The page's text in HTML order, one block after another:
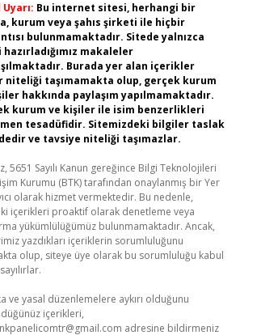
Bu internet sitesi, herhangi bir
kurum veya şahıs şirketi ile hiçbir
bulunmamaktadır. Sitede yalnızca
makaleler
Burada yer alan içerikler
niteliği taşımamakta olup, gerçek kurum
hakkında paylaşım yapılmamaktadır.
kurum ve kişiler ile isim benzerlikleri
tesadüfidir. Sitemizdeki bilgiler taslak
ve tavsiye niteliği taşımazlar.
5651 Sayılı Kanun gereğince Bilgi Teknolojileri
Kurumu (BTK) tarafından onaylanmış bir Yer
olarak hizmet vermektedir. Bu nedenle,
içerikleri proaktif olarak denetleme veya
yükümlülüğümüz bulunmamaktadır. Ancak,
yazdıkları içeriklerin sorumluluğunu
olup, siteye üye olarak bu sorumluluğu kabul
ve yasal düzenlemelere aykırı olduğunu
içerikleri,
adresine bildirmeniz